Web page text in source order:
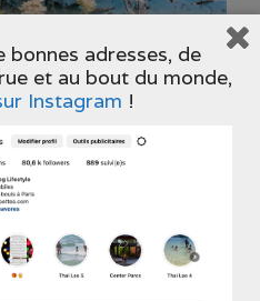
au
ci-dessus forment une
emprunter dans un sens
conseillerais plutôt de
de Kotor où vous aurez
bonnes adresses, de
et au bout du monde,
Instagram !